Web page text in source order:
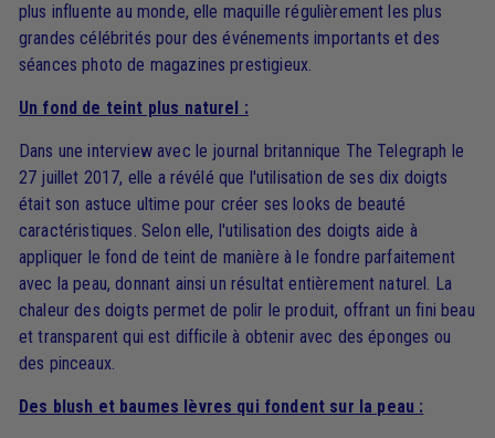
plus influente au monde, elle maquille régulièrement les plus
grandes célébrités pour des événements importants et des
séances photo de magazines prestigieux.
Un fond de teint plus naturel :
Dans une interview avec le journal britannique The Telegraph le
27 juillet 2017, elle a révélé que l'utilisation de ses dix doigts
était son astuce ultime pour créer ses looks de beauté
caractéristiques. Selon elle, l'utilisation des doigts aide à
appliquer le fond de teint de manière à le fondre parfaitement
avec la peau, donnant ainsi un résultat entièrement naturel. La
chaleur des doigts permet de polir le produit, offrant un fini beau
et transparent qui est difficile à obtenir avec des éponges ou
des pinceaux.
Des blush et baumes lèvres qui fondent sur la peau :